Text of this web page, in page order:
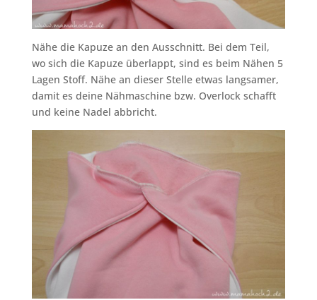
Nähe die Kapuze an den Ausschnitt. Bei dem Teil,
wo sich die Kapuze überlappt, sind es beim Nähen 5
Lagen Stoff. Nähe an dieser Stelle etwas langsamer,
damit es deine Nähmaschine bzw. Overlock schafft
und keine Nadel abbricht.